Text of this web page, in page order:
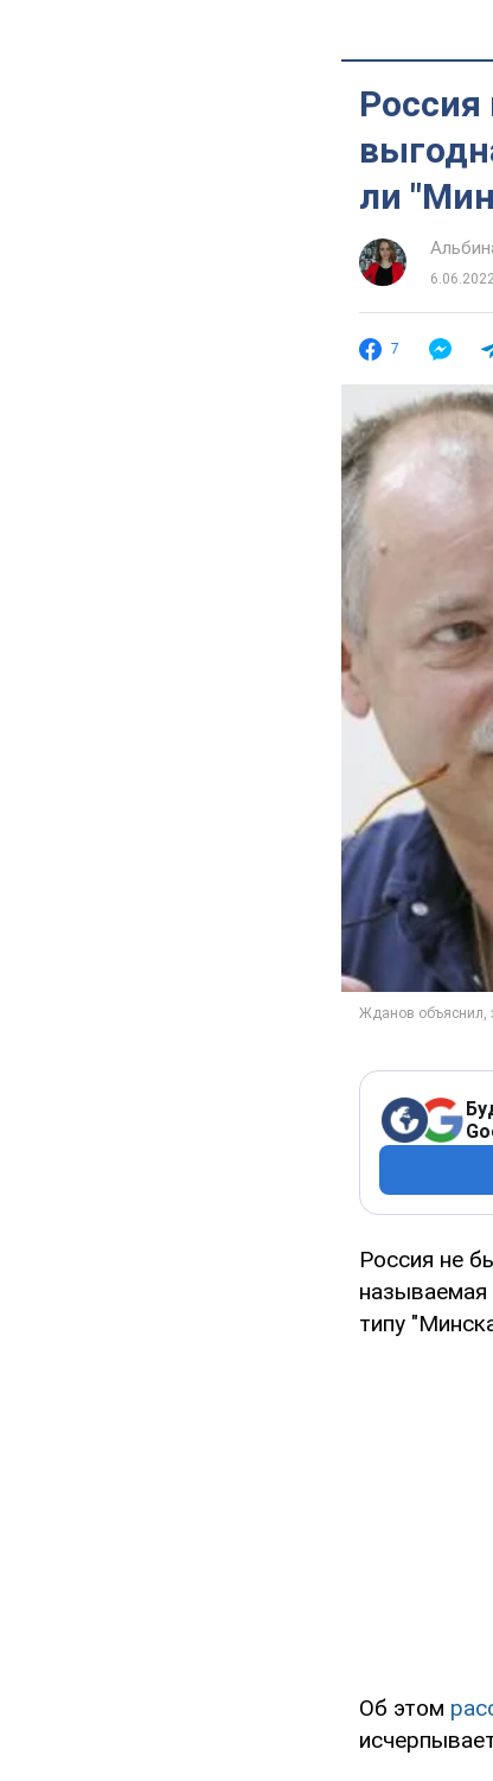
ли
7
Россия не
называемая
типу
Об этом